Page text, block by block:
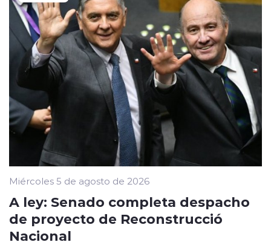
Miércoles 5 de agosto de 2026
A ley: Senado completa despacho
de proyecto de Reconstrucció
Nacional